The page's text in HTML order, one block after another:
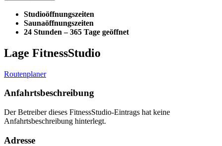
Studioöffnungszeiten
Saunaöffnungszeiten
24 Stunden – 365 Tage geöffnet
Lage FitnessStudio
Routenplaner
Anfahrtsbeschreibung
Der Betreiber dieses FitnessStudio-Eintrags hat keine
Anfahrtsbeschreibung hinterlegt.
Adresse